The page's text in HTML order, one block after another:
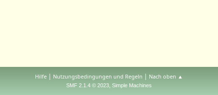
Hilfe | Nutzungsbedingungen und Regeln | Nach oben ▲
SMF 2.1.4 © 2023, Simple Machines